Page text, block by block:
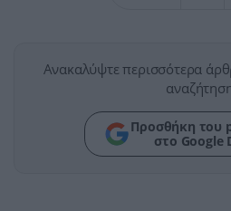
Ανακαλύψτε περισσότερα
Προσθήκη του
στο Google